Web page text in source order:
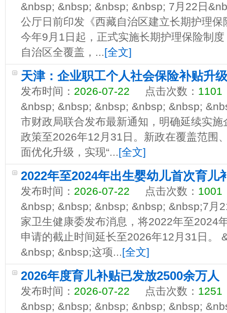
&nbsp; &nbsp; &nbsp; &nbsp; 7月22日
公厅日前印发《西藏自治区建立长期护理
今年9月1日起，正式实施长期护理保险制
自治区全覆盖，...[全文]
天津：企业职工个人社会保险补贴升级
发布时间： 2026-07-22 点击次数： 1101
&nbsp; &nbsp; &nbsp; &nbsp; &nbsp;
市财政局联合发布最新通知，明确延续实
政策至2026年12月31日。新政在覆盖范围
面优化升级，实现“...[全文]
2022年至2024年出生婴幼儿首次育儿
发布时间： 2026-07-22 点击次数： 1001
&nbsp; &nbsp; &nbsp; &nbsp; &nbsp;7月
家卫生健康委发布消息，将2022年至2024
申请的截止时间延长至2026年12月31日。
&nbsp; &nbsp;这项...[全文]
2026年度育儿补贴已发放2500余万人
发布时间： 2026-07-22 点击次数： 1251
&nbsp; &nbsp; &nbsp; &nbsp; &nbsp;